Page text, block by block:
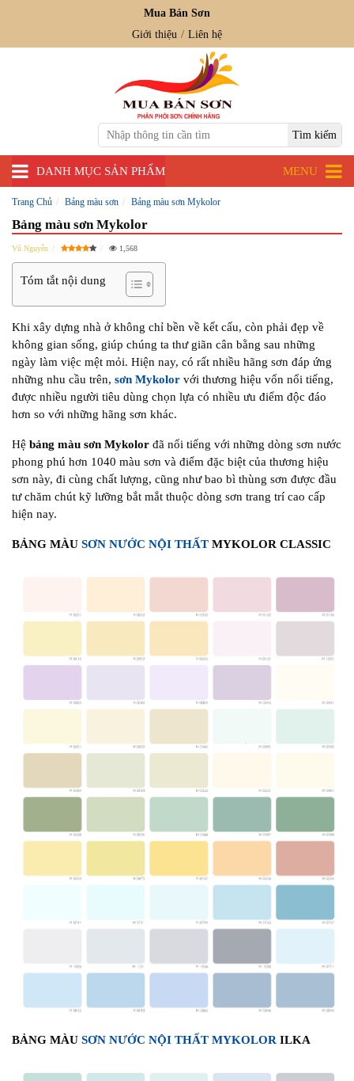
Mua Bán Sơn
Giới thiệu
Liên hệ
DANH MỤC SẢN PHẨM MENU
Trang Chủ Bảng màu sơn Bảng màu sơn Mykolor
Bảng màu sơn Mykolor
Vũ Nguyễn 1,568
Tóm tắt nội dung
Khi xây dựng nhà ở không chỉ bền về kết cấu, còn phải đẹp về
không gian sống, giúp chúng ta thư giãn cân bằng sau những
ngày làm việc mệt mỏi. Hiện nay, có rất nhiều hãng sơn đáp ứng
những nhu cầu trên, sơn Mykolor với thương hiệu vốn nổi tiếng,
được nhiều người tiêu dùng chọn lựa có nhiều ưu điểm độc đáo
hơn so với những hãng sơn khác.
Hệ bảng màu sơn Mykolor đã nổi tiếng với những dòng sơn nước
phong phú hơn 1040 màu sơn và điểm đặc biệt của thương hiệu
sơn này, đi cùng chất lượng, cũng như bao bì thùng sơn được đầu
tư chăm chút kỹ lưỡng bắt mắt thuộc dòng sơn trang trí cao cấp
hiện nay.
BẢNG MÀU SƠN NƯỚC NỘI THẤT MYKOLOR CLASSIC
BẢNG MÀU SƠN NƯỚC NỘI THẤT MYKOLOR ILKA